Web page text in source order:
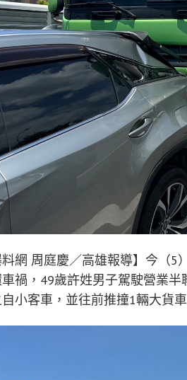
料網 周庭慶／高雄報導】今（
禍，49歲許姓男子駕駛營業
小客車，並往前推撞1輛大貨